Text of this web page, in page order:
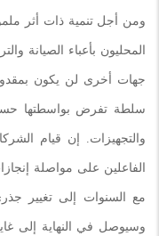
ومن أجل تنمية ذات أثر
المحليون بأعباء الصيانة
جهات أخرى لن يكون
سلطة تفرض بواسطتها
والتجهيزات. إن قيام
الفاعلين على مواصلة
مع السنوات إلى تغيير
وسيوصل في النهاية إلى